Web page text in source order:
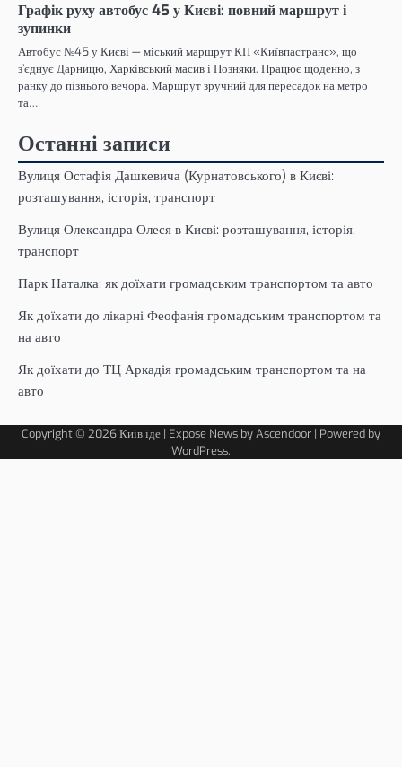
Графік руху автобус 45 у Києві: повний маршрут і
зупинки
Автобус №45 у Києві — міський маршрут КП «Київпастранс», що
з’єднує Дарницю, Харківський масив і Позняки. Працює щоденно, з
ранку до пізнього вечора. Маршрут зручний для пересадок на метро
та…
Останні записи
Вулиця Остафія Дашкевича (Курнатовського) в Києві:
розташування, історія, транспорт
Вулиця Олександра Олеся в Києві: розташування, історія,
транспорт
Парк Наталка: як доїхати громадським транспортом та авто
Як доїхати до лікарні Феофанія громадським транспортом та
на авто
Як доїхати до ТЦ Аркадія громадським транспортом та на
авто
Copyright © 2026Київ їде | Expose News byAscendoor | Powered by
WordPress.